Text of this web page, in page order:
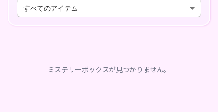
すべてのアイテム
ミステリーボックスが見つかりません。